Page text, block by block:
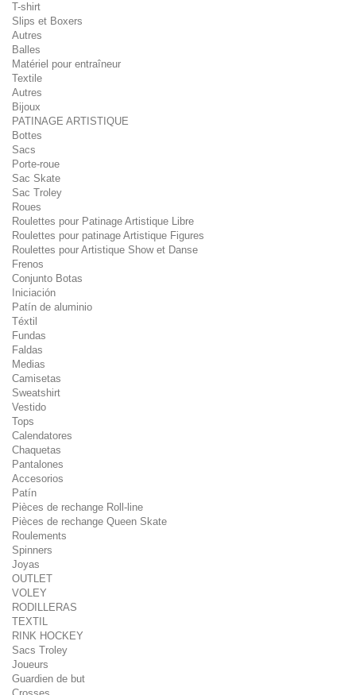
T-shirt
Slips et Boxers
Autres
Balles
Matériel pour entraîneur
Textile
Autres
Bijoux
PATINAGE ARTISTIQUE
Bottes
Sacs
Porte-roue
Sac Skate
Sac Troley
Roues
Roulettes pour Patinage Artistique Libre
Roulettes pour patinage Artistique Figures
Roulettes pour Artistique Show et Danse
Frenos
Conjunto Botas
Iniciación
Patín de aluminio
Téxtil
Fundas
Faldas
Medias
Camisetas
Sweatshirt
Vestido
Tops
Calendatores
Chaquetas
Pantalones
Accesorios
Patín
Pièces de rechange Roll-line
Pièces de rechange Queen Skate
Roulements
Spinners
Joyas
OUTLET
VOLEY
RODILLERAS
TEXTIL
RINK HOCKEY
Sacs Troley
Joueurs
Guardien de but